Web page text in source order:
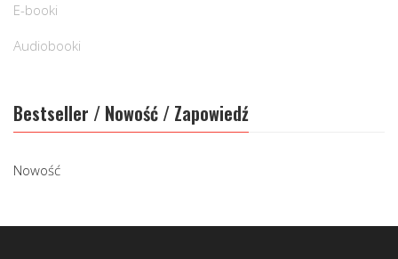
E-booki
Audiobooki
Bestseller / Nowość / Zapowiedź
Nowość